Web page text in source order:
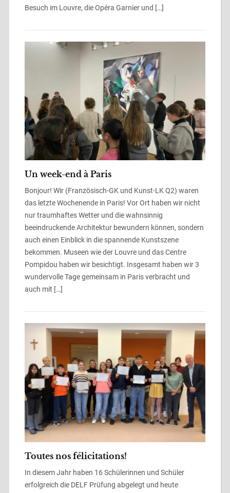
Besuch im Louvre, die Opéra Garnier und […]
Un week-end à Paris
Bonjour! Wir (Französisch-GK und Kunst-LK Q2) waren
das letzte Wochenende in Paris! Vor Ort haben wir nicht
nur traumhaftes Wetter und die wahnsinnig
beeindruckende Architektur bewundern können, sondern
auch einen Einblick in die spannende Kunstszene
bekommen. Museen wie der Louvre und das Centre
Pompidou haben wir besichtigt. Insgesamt haben wir 3
wundervolle Tage gemeinsam in Paris verbracht und
auch mit […]
Toutes nos félicitations!
In diesem Jahr haben 16 Schülerinnen und Schüler
erfolgreich die DELF Prüfung abgelegt und heute